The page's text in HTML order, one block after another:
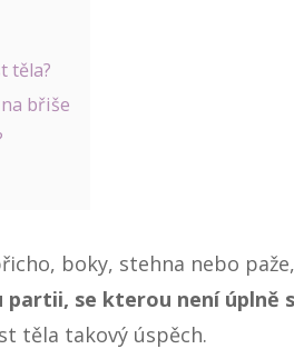
těla?
břiše
boky, stehna nebo
se kterou není úplně
těla takový úspěch.